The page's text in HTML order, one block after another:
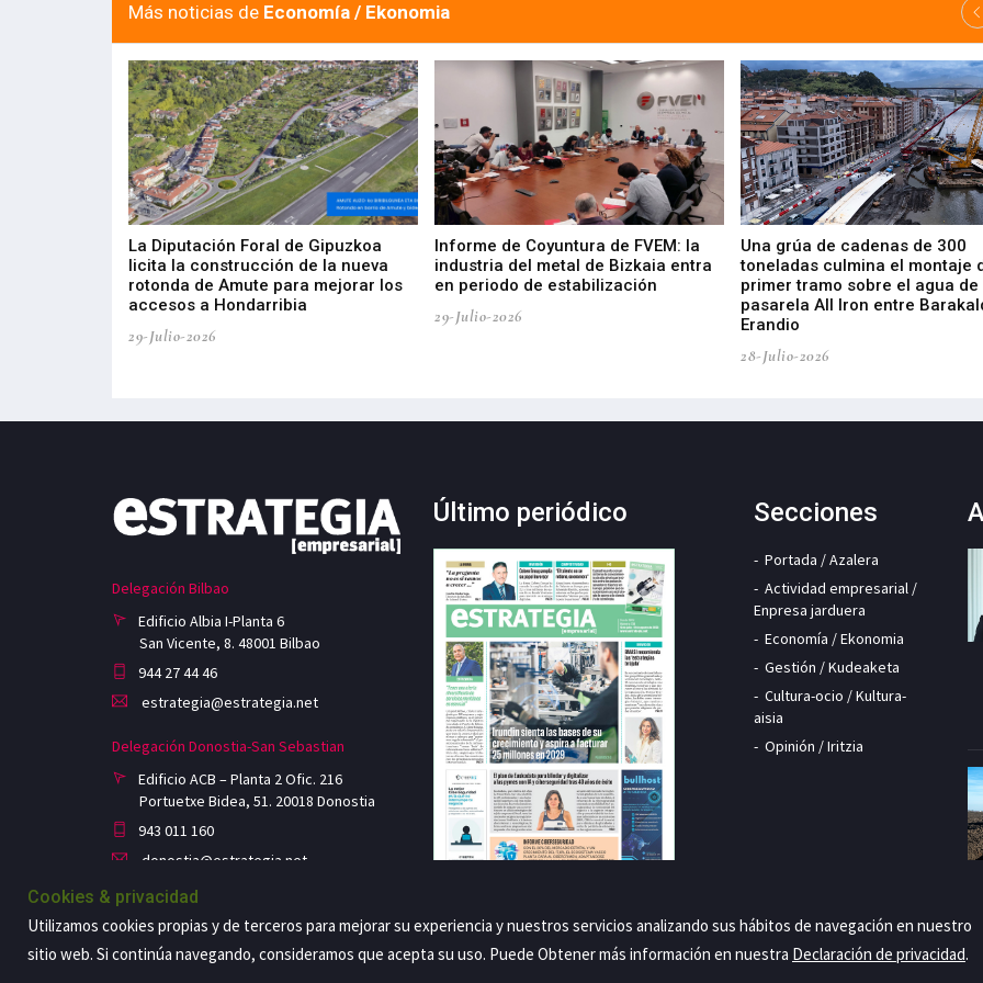
Más noticias de Economía / Ekonomia
La Diputación Foral de Gipuzkoa
licita la construcción de la nueva
rotonda de Amute para mejorar los
accesos a Hondarribia
29-Julio-2026
Informe de Coyuntura de FVEM: la
industria del metal de Bizkaia entra
en periodo de estabilización
29-Julio-2026
Una grúa de cadenas de 300
toneladas culmina el montaje
primer tramo sobre el agua de
pasarela All Iron entre
Erandio
28-Julio-2026
Delegación Bilbao
Edificio Albia I-Planta 6
San Vicente, 8. 48001 Bilbao
944 27 44 46
estrategia@estrategia.net
Delegación Donostia-San Sebastian
Edificio ACB – Planta 2 Ofic. 216
Portuetxe Bidea, 51. 20018 Donostia
943 011 160
donostia@estrategia.net
Último periódico Secciones
Portada / Azalera
Actividad empresarial /
Enpresa jarduera
Economía / Ekonomia
Gestión / Kudeaketa
Cultura-ocio / Kultura-
aisia
Opinión / Iritzia
Cookies & privacidad
Utilizamos cookies propias y de terceros para mejorar su experiencia y nuestros servicios analizando sus hábitos de navegación en nuestro
sitio web. Si continúa navegando, consideramos que acepta su uso. Puede Obtener más información en nuestra Declaración de privacidad.